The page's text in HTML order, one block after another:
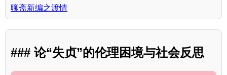
聊斋新编之渡情
### 论“失贞”的伦理困境与社会反思